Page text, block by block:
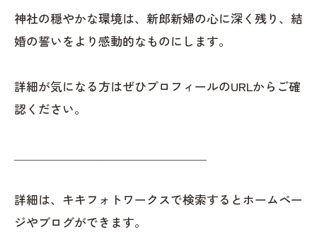
神社の穏やかな環境は、新郎新婦の心に深く残り、結
婚の誓いをより感動的なものにします。
詳細が気になる方はぜひプロフィールのURLからご確
認ください。
詳細は、キキフォトワークスで検索するとホームペー
ジやブログができます。